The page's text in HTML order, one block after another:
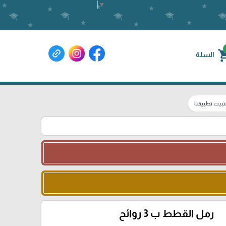
Select Language▼
السلة
تطبيقنا
رمل القطط ب 3 روائح